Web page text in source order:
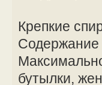
Крепкие
Содержание
бутылки,